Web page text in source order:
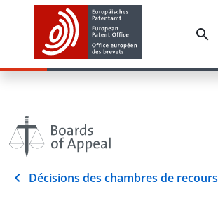
Décisions des chambres de recours